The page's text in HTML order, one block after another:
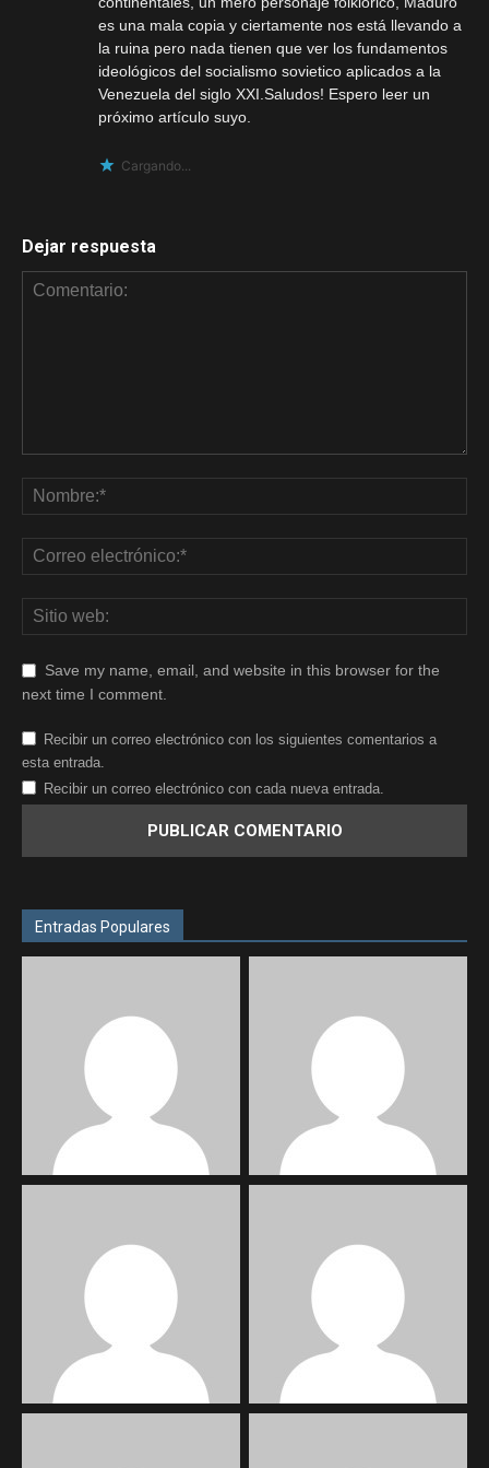
es una mala copia y ciertamente nos está llevando a
la ruina pero nada tienen que ver los fundamentos
ideológicos del socialismo sovietico aplicados a la
Venezuela del siglo XXI.Saludos! Espero leer un
próximo artículo suyo.
Cargando...
Dejar respuesta
Save my name, email, and website in this browser for the
next time I comment.
Recibir un correo electrónico con los siguientes comentarios a
esta entrada.
Recibir un correo electrónico con cada nueva entrada.
Entradas Populares